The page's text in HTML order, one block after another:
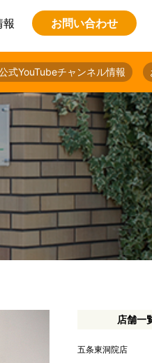
報 お問い合わせ
式YouTubeチャンネル情報
店舗一
五条東洞院店